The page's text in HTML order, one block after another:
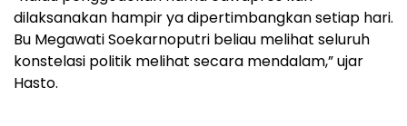
dilaksanakan hampir ya dipertimbangkan setiap hari.
Bu Megawati Soekarnoputri beliau melihat seluruh
konstelasi politik melihat secara mendalam,” ujar
Hasto.